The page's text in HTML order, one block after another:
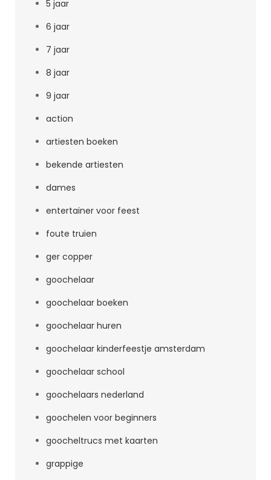
5 jaar
6 jaar
7 jaar
8 jaar
9 jaar
action
artiesten boeken
bekende artiesten
dames
entertainer voor feest
foute truien
ger copper
goochelaar
goochelaar boeken
goochelaar huren
goochelaar kinderfeestje amsterdam
goochelaar school
goochelaars nederland
goochelen voor beginners
goocheltrucs met kaarten
grappige